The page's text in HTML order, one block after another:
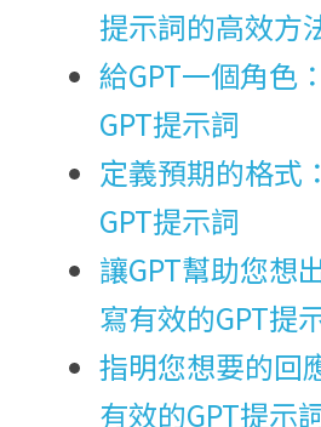
提示詞的高效方
給GPT一個角色
GPT提示詞
定義預期的格式
GPT提示詞
讓GPT幫助您想
寫有效的GPT提
指明您想要的回
有效的GPT提示